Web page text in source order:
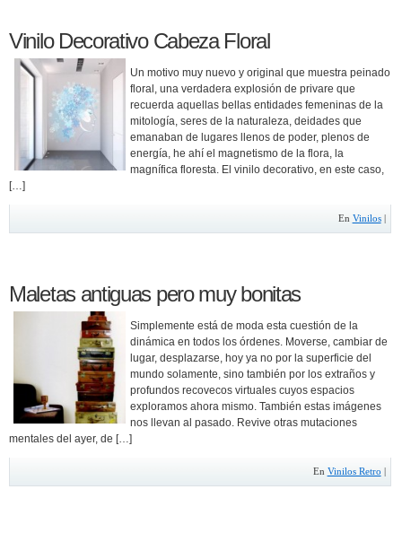
Vinilo Decorativo Cabeza Floral
Un motivo muy nuevo y original que muestra peinado
floral, una verdadera explosión de privare que
recuerda aquellas bellas entidades femeninas de la
mitología, seres de la naturaleza, deidades que
emanaban de lugares llenos de poder, plenos de
energía, he ahí el magnetismo de la flora, la
magnífica floresta. El vinilo decorativo, en este caso,
[…]
En Vinilos|
Maletas antiguas pero muy bonitas
Simplemente está de moda esta cuestión de la
dinámica en todos los órdenes. Moverse, cambiar de
lugar, desplazarse, hoy ya no por la superficie del
mundo solamente, sino también por los extraños y
profundos recovecos virtuales cuyos espacios
exploramos ahora mismo. También estas imágenes
nos llevan al pasado. Revive otras mutaciones
mentales del ayer, de […]
En Vinilos Retro